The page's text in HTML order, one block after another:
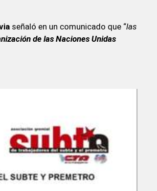
señaló en un comunicado que “las
de las Naciones Unidas